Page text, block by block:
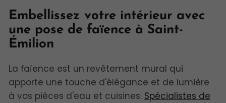
Embellissez votre intérieur avec
une pose de faïence à Saint-
Émilion
La faïence est un revêtement mural qui
apporte une touche d'élégance et de lumière
à vos pièces d'eau et cuisines. Spécialistes de